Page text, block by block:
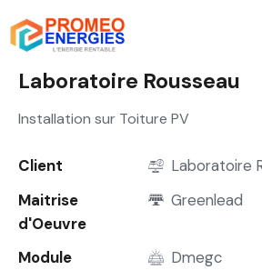
Laboratoire Rousseau
Installation sur Toiture PV
Client
Laboratoire
Maitrise
d'Oeuvre
Greenlead
Module
Dmegc